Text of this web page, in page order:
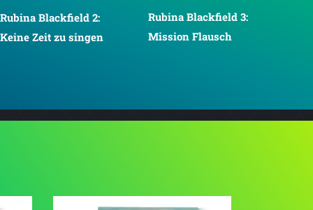
Rubina Blackfield 2:
Keine Zeit zu singen
Rubina Blackfield 3:
Mission Flausch